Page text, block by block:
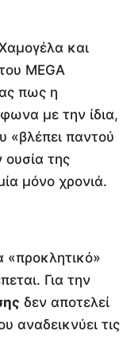
και
MEGA
πως η
με την ίδια,
«βλέπει παντού
της
μόνο χρονιά.
«προκλητικό»
Για την
δεν αποτελεί
αναδεικνύει τις